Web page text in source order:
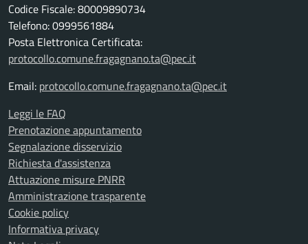
Codice Fiscale: 80009890734
Telefono: 0999561884
Posta Elettronica Certificata:
protocollo.comune.fragagnano.ta@pec.it
Email: protocollo.comune.fragagnano.ta@pec.it
Leggi le FAQ
Prenotazione appuntamento
Segnalazione disservizio
Richiesta d'assistenza
Attuazione misure PNRR
Amministrazione trasparente
Cookie policy
Informativa privacy